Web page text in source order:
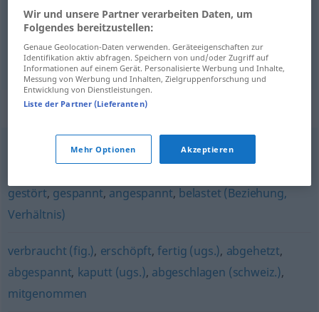
potresen angeschlagenseelisch
oštećen angeschlagenRuf
Synonyme für "angeschlagen"
mitgenommen schwach
gestört, gespannt, angespannt, belastet (Beziehung,
Verhältnis)
verbraucht (fig.), erschöpft,fertig (ugs.), abgehetzt,
abgespannt, kaputt (ugs.), abgeschlagen (schweiz.),
mitgenommen
Wir und unsere Partner verarbeiten Daten, um
Folgendes bereitzustellen:
Genaue Geolocation-Daten verwenden. Geräteeigenschaften zur
Identifikation aktiv abfragen. Speichern von und/oder Zugriff auf
Informationen auf einem Gerät. Personalisierte Werbung und Inhalte,
Messung von Werbung und Inhalten, Zielgruppenforschung und
Entwicklung von Dienstleistungen.
Liste der Partner (Lieferanten)
Mehr Optionen Akzeptieren